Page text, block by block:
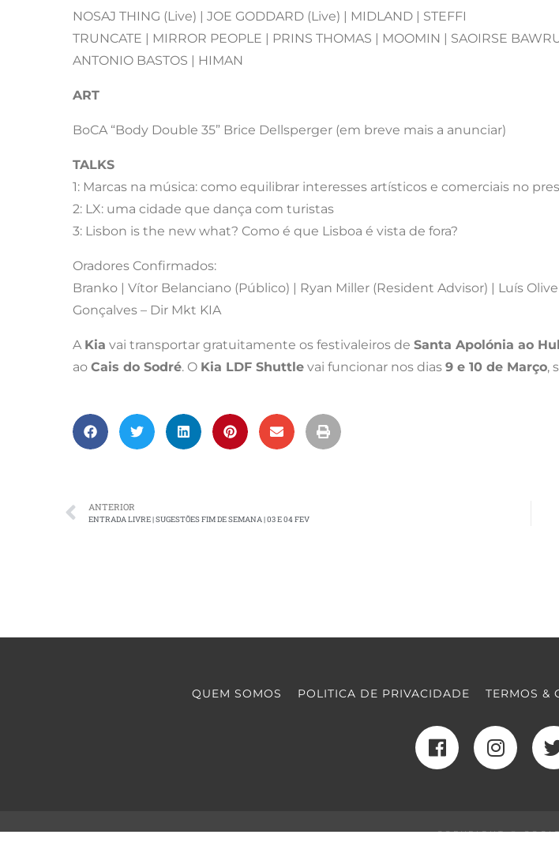
NOSAJ THING (Live) | JOE GODDARD (Live) | MIDLAND | STEFFI
TRUNCATE | MIRROR PEOPLE | PRINS THOMAS | MOOMIN | SAOIRSE
ANTONIO BASTOS | HIMAN
ART
BoCA “Body Double 35” Brice Dellsperger (em breve mais a anunciar)
TALKS
1: Marcas na música: como equilibrar interesses artísticos e comerciais no
2: LX: uma cidade que dança com turistas
3: Lisbon is the new what? Como é que Lisboa é vista de fora?
Oradores Confirmados:
Branko | Vítor Belanciano (Público) | Ryan Miller (Resident Advisor) | Luís
Gonçalves – Dir Mkt KIA
A Kia vai transportar gratuitamente os festivaleiros de Santa Apolónia ao
ao Cais do Sodré. O Kia LDF Shuttle vai funcionar nos dias 9 e 10 de Março,
ANTERIOR
ENTRADA LIVRE | SUGESTÕES FIM DE SEMANA | 03 E 04 FEV
QUEM SOMOS POLITICA DE PRIVACIDADE TERMOS &
COPYRIGHT ©